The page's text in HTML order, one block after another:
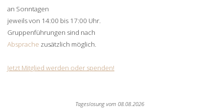
an Sonntagen
jeweils von 14:00 bis 17:00 Uhr.
Gruppenführungen sind nach
Absprache zusätzlich möglich.
Jetzt Mitglied werden oder spenden!
Tageslosung vom 08.08.2026